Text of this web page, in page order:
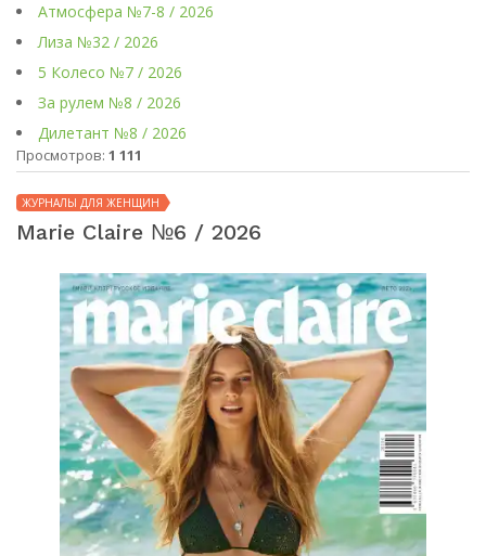
Атмосфера №7-8 / 2026
Лиза №32 / 2026
5 Колесо №7 / 2026
За рулем №8 / 2026
Дилетант №8 / 2026
Просмотров: 1 111
ЖУРНАЛЫ ДЛЯ ЖЕНЩИН
Marie Claire №6 / 2026